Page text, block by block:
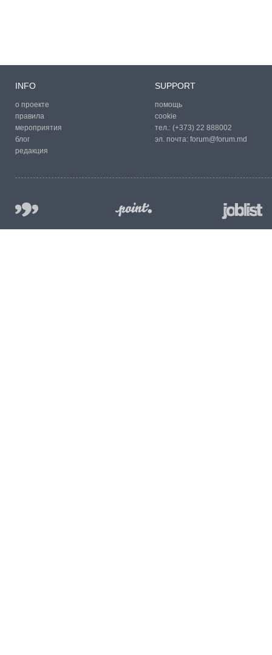
INFO
о проекте
правила
мероприятия
блог
редакция
SUPPORT
помощь
cookie
тел.: (+373) 22 888002
эл. почта: forum@forum.md